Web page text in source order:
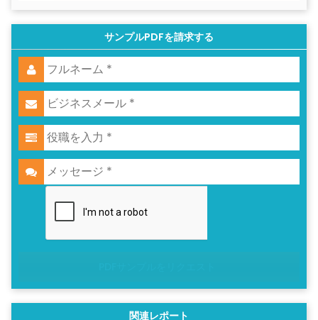
サンプルPDFを請求する
関連レポート